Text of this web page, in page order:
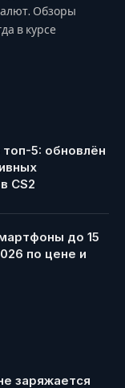
Обзоры
в курсе
5: обновлён
CS2
до 15
по цене и
заряжается